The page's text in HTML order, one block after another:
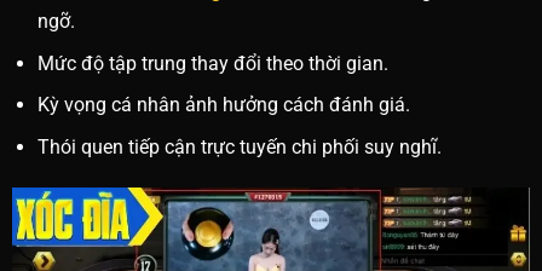
ngỡ.
Mức độ tập trung thay đổi theo thời gian.
Kỳ vọng cá nhân ảnh hưởng cách đánh giá.
Thói quen tiếp cận trực tuyến chi phối suy nghĩ.